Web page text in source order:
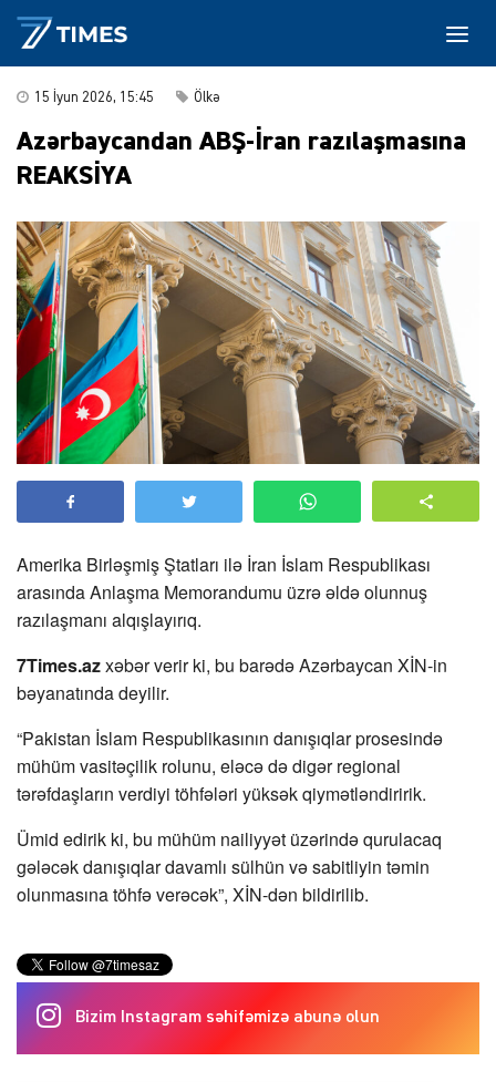
15 İyun 2026, 15:45 Ölkə
Azərbaycandan ABŞ-İran razılaşmasına
REAKSİYA
Amerika Birləşmiş Ştatları ilə İran İslam Respublikası
arasında Anlaşma Memorandumu üzrə əldə olunnuş
razılaşmanı alqışlayırıq.
7Times.azxəbər verir ki, bu barədə Azərbaycan XİN-in
bəyanatında deyilir.
“Pakistan İslam Respublikasının danışıqlar prosesində
mühüm vasitəçilik rolunu, eləcə də digər regional
tərəfdaşların verdiyi töhfələri yüksək qiymətləndiririk.
Ümid edirik ki, bu mühüm nailiyyət üzərində qurulacaq
gələcək danışıqlar davamlı sülhün və sabitliyin təmin
olunmasına töhfə verəcək”, XİN-dən bildirilib.
Bizim Instagram səhifəmizə abunə olun